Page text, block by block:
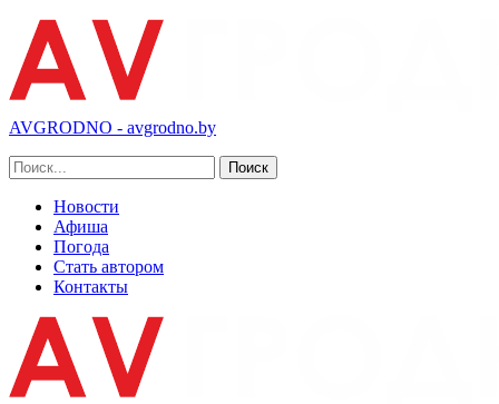
AVGRODNO - avgrodno.by
Новости
Афиша
Погода
Стать автором
Контакты